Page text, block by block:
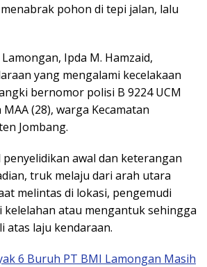
pohon di tepi jalan, lalu
Ipda M. Hamzaid,
yang mengalami kecelakaan
bernomor polisi B 9224 UCM
(28), warga Kecamatan
Jombang.
awal dan keterangan
truk melaju dari arah utara
melintas di lokasi, pengemudi
kelelahan atau mengantuk sehingga
atas laju kendaraan.
6 Buruh PT BMI Lamongan Masih